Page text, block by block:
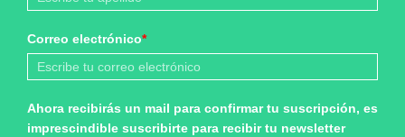
Correo electrónico*
Ahora recibirás un mail para confirmar tu suscripción, es
imprescindible suscribirte para recibir tu newsletter